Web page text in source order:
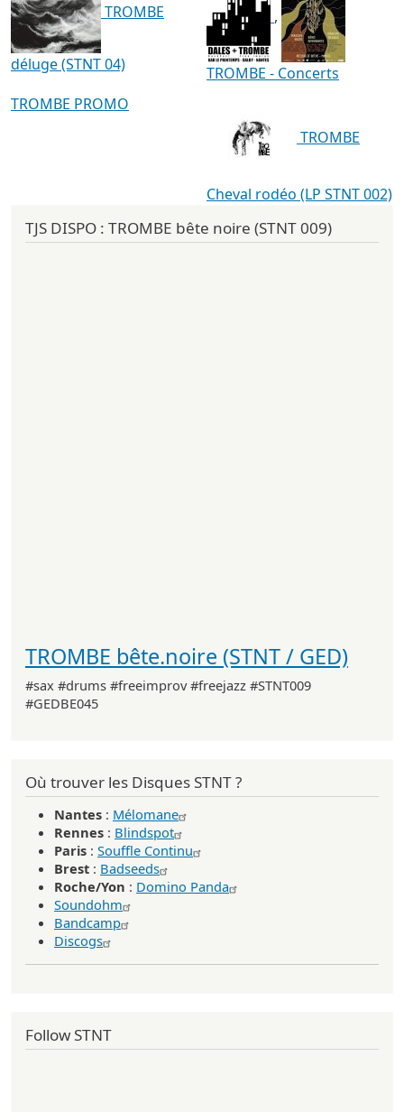
TROMBE
déluge (STNT 04)
,
TROMBE - Concerts
TROMBE PROMO
TROMBE
Cheval rodéo (LP STNT 002)
TJS DISPO : TROMBE bête noire (STNT 009)
TROMBE bête.noire (STNT / GED)
#sax #drums #freeimprov #freejazz #STNT009
#GEDBE045
Où trouver les Disques STNT ?
Nantes : Mélomane
Rennes : Blindspot
Paris : Souffle Continu
Brest : Badseeds
Roche/Yon : Domino Panda
Soundohm
Bandcamp
Discogs
Follow STNT